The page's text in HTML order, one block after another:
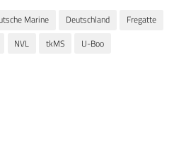
Marine Deutschland
Fregatte
NVL tkMS U-Boo